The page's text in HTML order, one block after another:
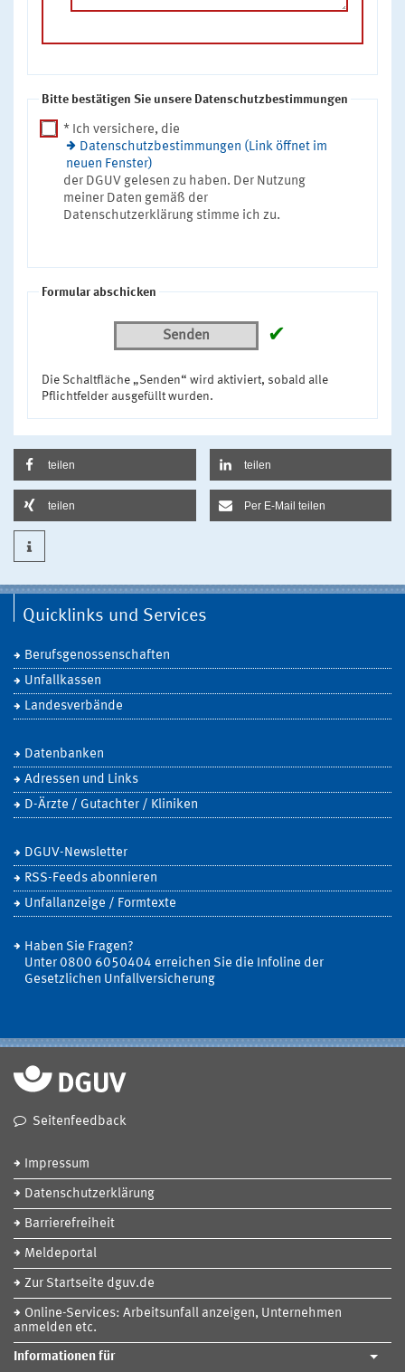
Bitte bestätigen Sie unsere Datenschutzbestimmungen
* Ich versichere, die
Datenschutzbestimmungen (Link öffnet im
neuen Fenster)
der DGUV gelesen zu haben. Der Nutzung
meiner Daten gemäß der
Datenschutzerklärung stimme ich zu.
Formular abschicken
Senden ✔
Die Schaltfläche „Senden“ wird aktiviert, sobald alle
Pflichtfelder ausgefüllt wurden.
teilen teilen
teilen Per E-Mail teilen
Quicklinks und Services
Berufsgenossenschaften
Unfallkassen
Landesverbände
Datenbanken
Adressen und Links
D-Ärzte / Gutachter / Kliniken
DGUV-Newsletter
RSS-Feeds abonnieren
Unfallanzeige / Formtexte
Haben Sie Fragen?
Unter 0800 6050404 erreichen Sie die Infoline der
Gesetzlichen Unfallversicherung
Seitenfeedback
Impressum
Datenschutzerklärung
Barrierefreiheit
Meldeportal
Zur Startseite dguv.de
Online-Services: Arbeitsunfall anzeigen, Unternehmen
anmelden etc.
Informationen für